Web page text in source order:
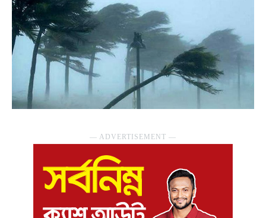
― ADVERTISEMENT ―